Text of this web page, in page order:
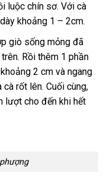
luộc chín sơ. Với cà
khoảng 1 – 2cm.
giò sống mỏng đã
Rồi thêm 1 phần
2 cm và ngang
rốt lên. Cuối cùng,
lượt cho đến khi hết